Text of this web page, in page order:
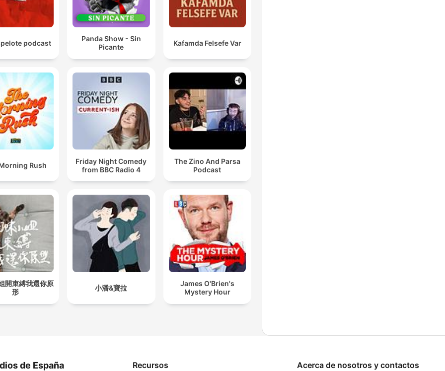
podcast
Panda Show - Sin
Picante
Kafamda Felsefe Var
Rush
Friday Night Comedy
from BBC Radio 4
The Zino And Parsa
Podcast
開束縛我還你原
形
小潘&寶拉
James O'Brien's
Mystery Hour
de España Recursos Acerca de nosotros y contactos